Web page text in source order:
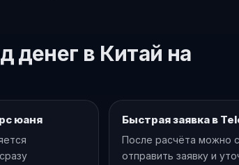
денег в Китай на
юаня Быстрая заявка в
После расчёта можно
отправить заявку и